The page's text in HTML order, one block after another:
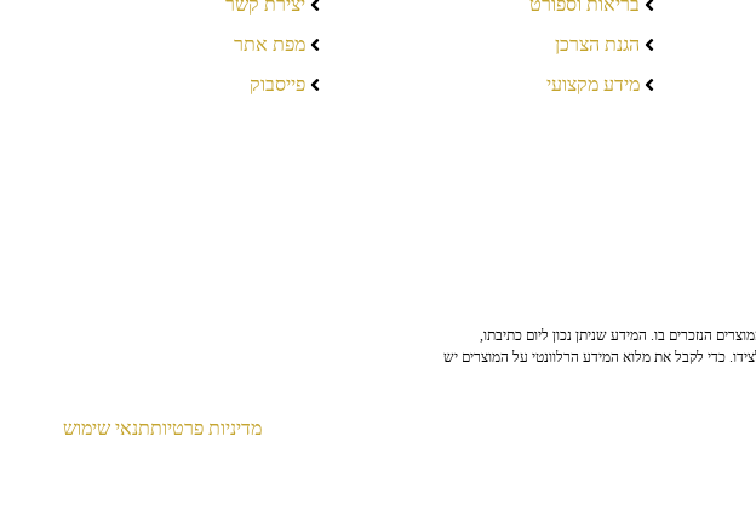
הגנת הצרכן
מידע מקצועי
מפת אתר
פייסבוק
הנזכרים בו. המידע שניתן נכון ליום כתיבתו,
כדי לקבל את מלוא המידע הרלוונטי על המוצרים יש
מדיניות פרטיותתנאי שימוש